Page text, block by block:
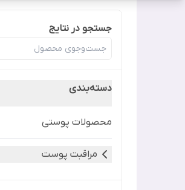
جستجو در نتایج
دسته‌بندی
محصولات پوستی
مراقبت پوست